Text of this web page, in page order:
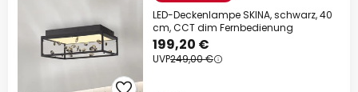
LED-Deckenlampe SKINA, schwarz, 40
cm, CCT dim Fernbedienung
199,20 €
UVP249,00 €